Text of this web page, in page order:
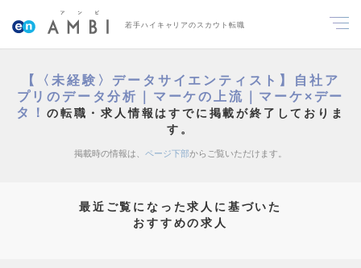
若手ハイキャリアのスカウト転職
【〈未経験〉データサイエンティスト】自社ア
プリのデータ分析｜マーケの上流｜マーケ×デー
タ！ の転職・求人情報はすでに掲載が終了しておりま
す。
掲載時の情報は、 ページ下部からご覧いただけます。
最近ご覧になった求人に基づいた
おすすめの求人